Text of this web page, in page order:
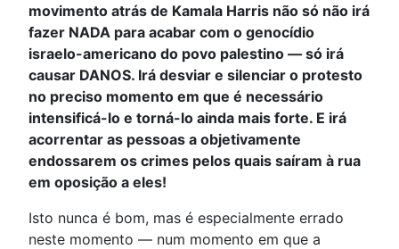
movimento atrás de Kamala Harris não só não irá
fazer NADA para acabar com o genocídio
israelo-americano do povo palestino — só irá
causar DANOS. Irá desviar e silenciar o protesto
no preciso momento em que é necessário
intensificá-lo e torná-lo ainda mais forte. E irá
acorrentar as pessoas a objetivamente
endossarem os crimes pelos quais saíram à rua
em oposição a eles!
Isto nunca é bom, mas é especialmente errado
neste momento — num momento em que a